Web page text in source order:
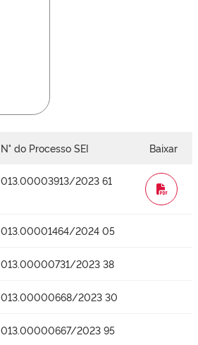
N° do Processo SEI Baixar
013.00003913/2023 61
WORD
013.00001464/2024 05
013.00000731/2023 38
013.00000668/2023 30
013.00000667/2023 95